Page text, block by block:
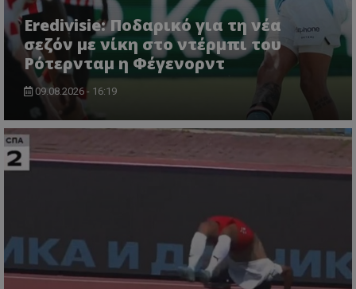
Eredivisie: Ποδαρικό για τη νέα
σεζόν με νίκη στο ντέρμπι του
Ρότερνταμ η Φέγενορντ
09.08.2026 - 16:19